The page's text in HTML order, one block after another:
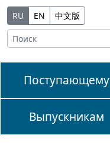
RU EN 中文版
Поступающему
Выпускникам